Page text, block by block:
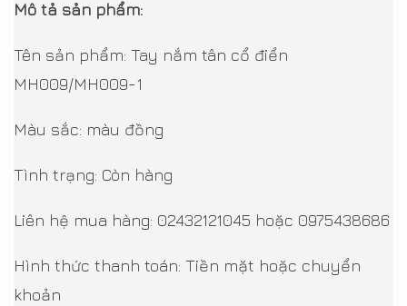
Mô tả sản phẩm:
Tên sản phẩm: Tay nắm tân cổ điển
MH009/MH009-1
Màu sắc: màu đồng
Tình trạng: Còn hàng
Liên hệ mua hàng: 02432121045 hoặc 0975438686
Hình thức thanh toán: Tiền mặt hoặc chuyển
khoản